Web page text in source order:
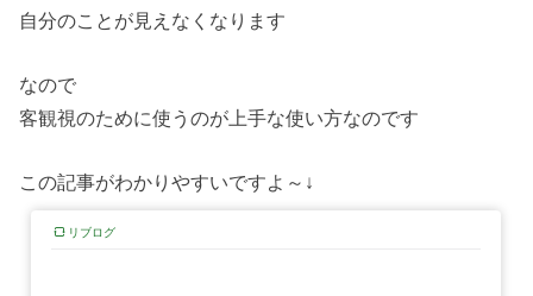
自分のことが見えなくなります
なので
客観視のために使うのが上手な使い方なのです
この記事がわかりやすいですよ～↓